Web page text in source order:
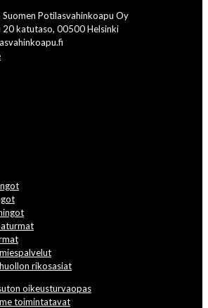
Potilasvahinkoapu Oy
20 katutaso, 00500 Helsinki
rikosasiat
oikeusturvaopas
toimintatavat